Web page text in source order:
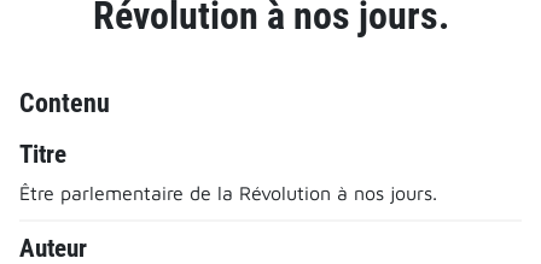
Révolution à nos jours.
Contenu
Titre
Être parlementaire de la Révolution à nos jours.
Auteur